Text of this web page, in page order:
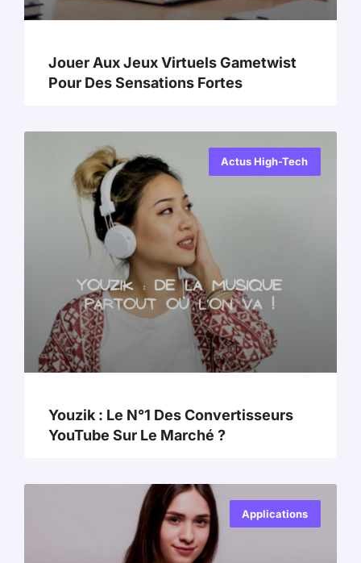
Jouer Aux Jeux Virtuels Gametwist
Pour Des Sensations Fortes
Actus High-Tech
Youzik : Le N°1 Des Convertisseurs
YouTube Sur Le Marché ?
Applications